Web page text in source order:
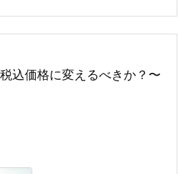
込価格に変えるべきか？〜